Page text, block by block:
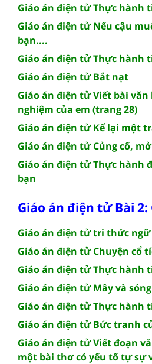
Giáo án điện tử Thực hành
Giáo án điện tử Nếu cậu
bạn....
Giáo án điện tử Thực hành
Giáo án điện tử Bắt nạt
Giáo án điện tử Viết bài
nghiệm của em (trang 28)
Giáo án điện tử Kể lại một
Giáo án điện tử Củng cố,
Giáo án điện tử Thực hành
bạn
Giáo án điện tử Bài
Giáo án điện tử tri thức ngữ
Giáo án điện tử Chuyện cổ
Giáo án điện tử Thực hành
Giáo án điện tử Mây và sóng
Giáo án điện tử Thực hành
Giáo án điện tử Bức tranh
Giáo án điện tử Viết đoạn
một bài thơ có yếu tố tự sự